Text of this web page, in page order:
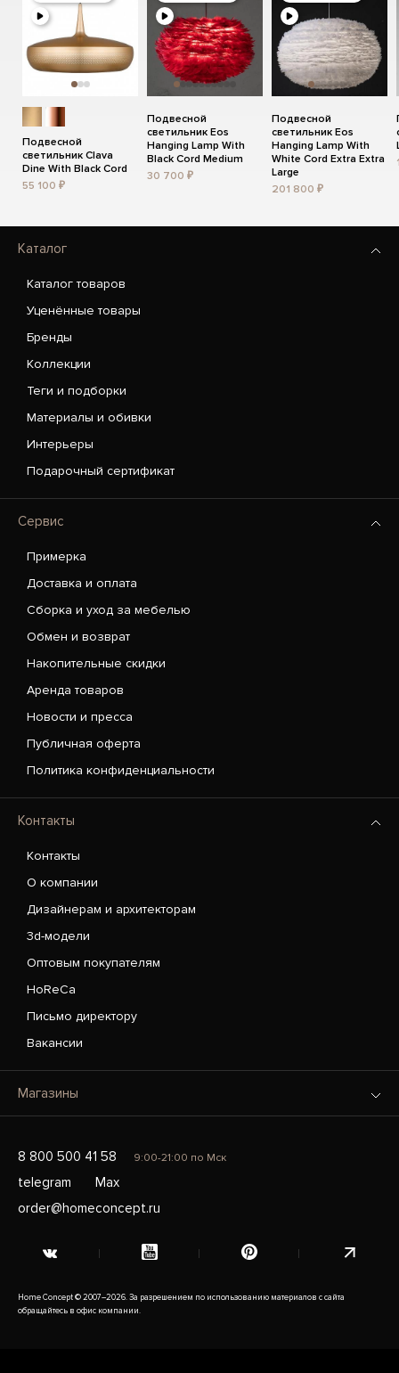
Подвесной
светильник Clava
Dine With Black Cord
55 100 ₽
Подвесной
светильник Eos
Hanging Lamp With
Black Cord Medium
30 700 ₽
Подвесной
светильник Eos
Hanging Lamp With
White Cord Extra Extra
Large
201 800 ₽
Каталог
Каталог товаров
Уценённые товары
Бренды
Коллекции
Теги и подборки
Материалы и обивки
Интерьеры
Подарочный сертификат
Сервис
Примерка
Доставка и оплата
Сборка и уход за мебелью
Обмен и возврат
Накопительные скидки
Аренда товаров
Новости и пресса
Публичная оферта
Политика конфиденциальности
Контакты
Контакты
О компании
Дизайнерам и архитекторам
3d-модели
Оптовым покупателям
HoReCa
Письмо директору
Вакансии
Магазины
8 800 500 41 58 9:00-21:00 по Мск
telegram
Max
order@homeconcept.ru
Home Concept © 2007–2026. За разрешением по использованию материалов с сайта
обращайтесь в офис компании.